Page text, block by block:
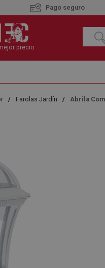
Pago seguro
precio
Farolas Jardín Abrila